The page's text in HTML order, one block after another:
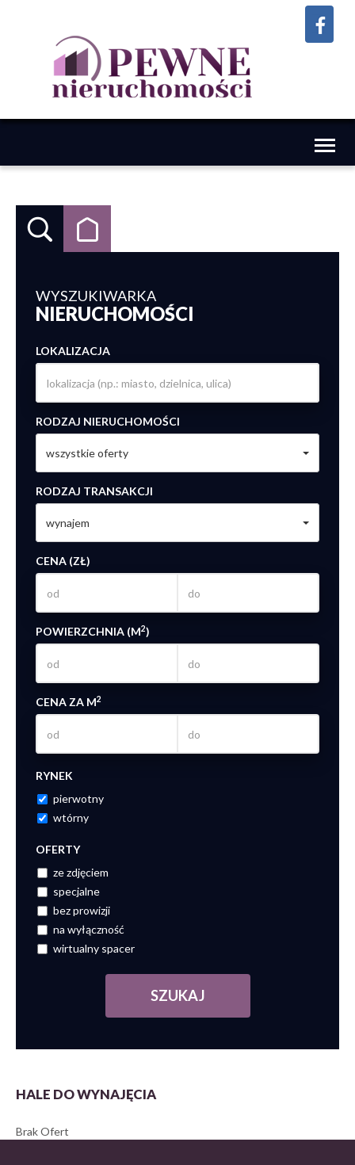
WYSZUKIWARKA
NIERUCHOMOŚCI
LOKALIZACJA
RODZAJ NIERUCHOMOŚCI
wszystkie oferty
RODZAJ TRANSAKCJI
wynajem
CENA (ZŁ)
POWIERZCHNIA (M2)
CENA ZA M2
RYNEK
pierwotny
wtórny
OFERTY
ze zdjęciem
specjalne
bez prowizji
na wyłączność
wirtualny spacer
HALE DO WYNAJĘCIA
Brak Ofert